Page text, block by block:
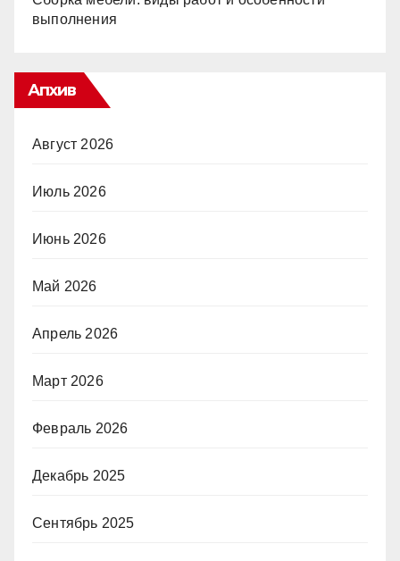
выполнения
Апхив
Август 2026
Июль 2026
Июнь 2026
Май 2026
Апрель 2026
Март 2026
Февраль 2026
Декабрь 2025
Сентябрь 2025